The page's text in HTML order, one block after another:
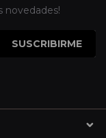
novedades!
SUSCRIBIRME